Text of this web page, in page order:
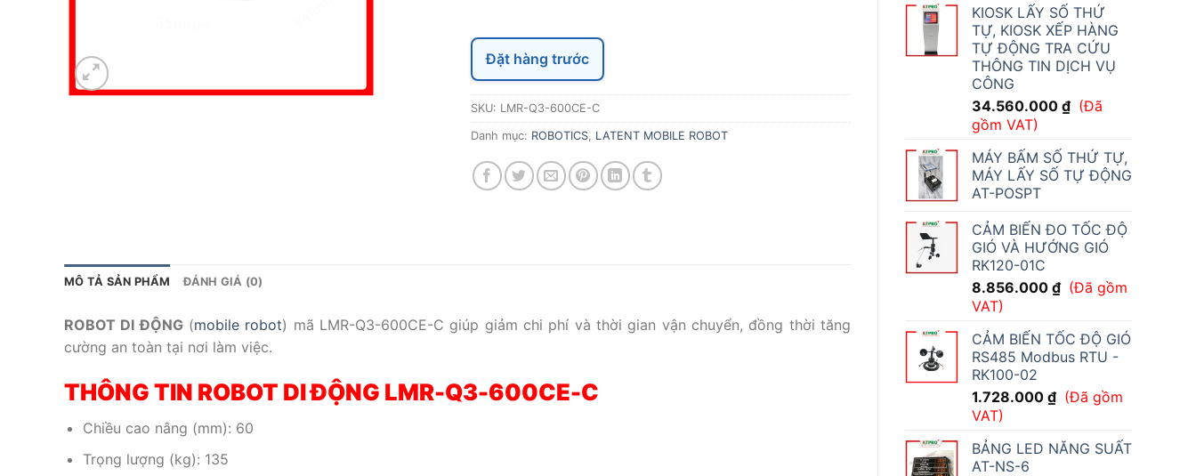
KIOSK LẤY SỐ THỨ
TỰ, KIOSK XẾP HÀNG
TỰ ĐỘNG TRA CỨU
THÔNG TIN DỊCH VỤ
CÔNG
34.560.000 ₫ (Đã
gồm VAT)
MÁY BẤM SỐ THỨ TỰ,
MÁY LẤY SỐ TỰ ĐỘNG
AT-POSPT
CẢM BIẾN ĐO TỐC ĐỘ
GIÓ VÀ HƯỚNG GIÓ
RK120-01C
8.856.000 ₫ (Đã gồm
VAT)
CẢM BIẾN TỐC ĐỘ GIÓ
RS485 Modbus RTU -
RK100-02
1.728.000 ₫ (Đã gồm
VAT)
BẢNG LED NĂNG SUẤT
AT-NS-6
Đặt hàng trước
SKU: LMR-Q3-600CE-C
Danh mục: ROBOTICS LATENT MOBILE ROBOT
MÔ TẢ SẢN PHẨM ĐÁNH GIÁ (0)
ROBOT DI ĐỘNG(mobile robot) mã LMR-Q3-600CE-C giúp giảm chi phí và thời gian vận chuyển, đồng thời tăng
cường an toàn tại nơi làm việc.
THÔNG TIN ROBOT DI ĐỘNG LMR-Q3-600CE-C
Chiều cao nâng (mm): 60
Trọng lượng (kg): 135